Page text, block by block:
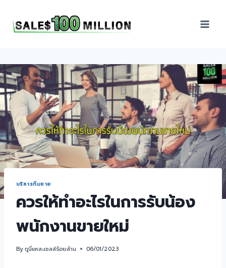
บริหารทีมขาย
ควรให้ทำอะไรในการรับน้อง
พนักงานขายใหม่
Byกูนี่แหละเซลล์ร้อยล้าน 06/01/2023